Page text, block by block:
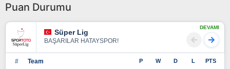
Puan Durumu
Süper Lig
BAŞARILAR HATAYSPOR!
DEVAMI
# Team P W D L PTS